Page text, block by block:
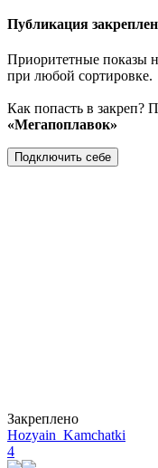
Публикация
Приоритетные показы
при любой сортировке.
Как попасть в закреп?
«Мегапоплавок»
Подключить себе
Закреплено
Hozyain_Kamchatki
4